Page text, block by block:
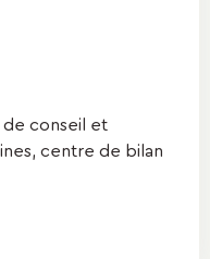
de conseil et
centre de bilan